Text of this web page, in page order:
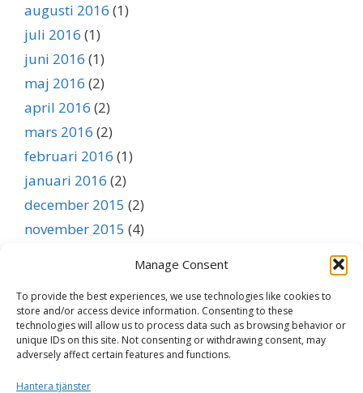
Manage Consent
To provide the best experiences, we use technologies like cookies to
store and/or access device information. Consenting to these
technologies will allow us to process data such as browsing behavior or
unique IDs on this site. Not consenting or withdrawing consent, may
adversely affect certain features and functions.
Hantera tjänster
augusti 2016 (1)
juli 2016 (1)
juni 2016 (1)
maj 2016 (2)
april 2016 (2)
mars 2016 (2)
februari 2016 (1)
januari 2016 (2)
december 2015 (2)
november 2015 (4)
augusti 2015(1)
juli 2015(1)
juni 2015(1)